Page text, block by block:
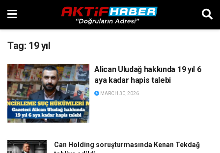
Tag: 19 yıl
Alican Uludağ hakkında 19 yıl 6
aya kadar hapis talebi
MARCH 30, 2026
Can Holding soruşturmasında Kenan Tekdağ